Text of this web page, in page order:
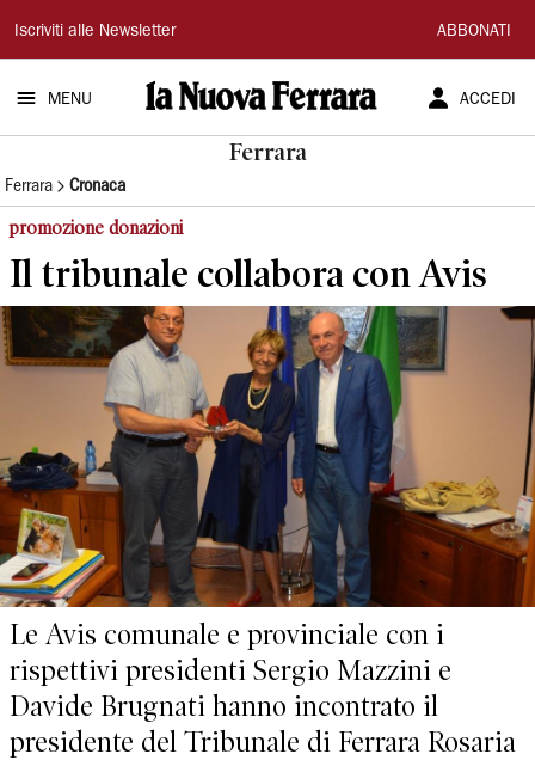
La
Nuova
Ferrara
Iscriviti alle Newsletter ABBONATI
MENU ACCEDI
Ferrara
Ferrara Cronaca
promozione donazioni
Il tribunale collabora con Avis
Le Avis comunale e provinciale con i
rispettivi presidenti Sergio Mazzini e
Davide Brugnati hanno incontrato il
presidente del Tribunale di Ferrara Rosaria